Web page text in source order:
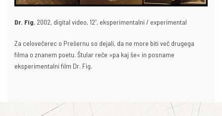
Dr. Fig, 2002, digital video, 12ʹ, eksperimentalni / experimental
Za celovečerec o Prešernu so dejali, da ne more biti več drugega
filma o znanem poetu. Štular reče »pa kaj še« in posname
eksperimentalni film Dr. Fig.